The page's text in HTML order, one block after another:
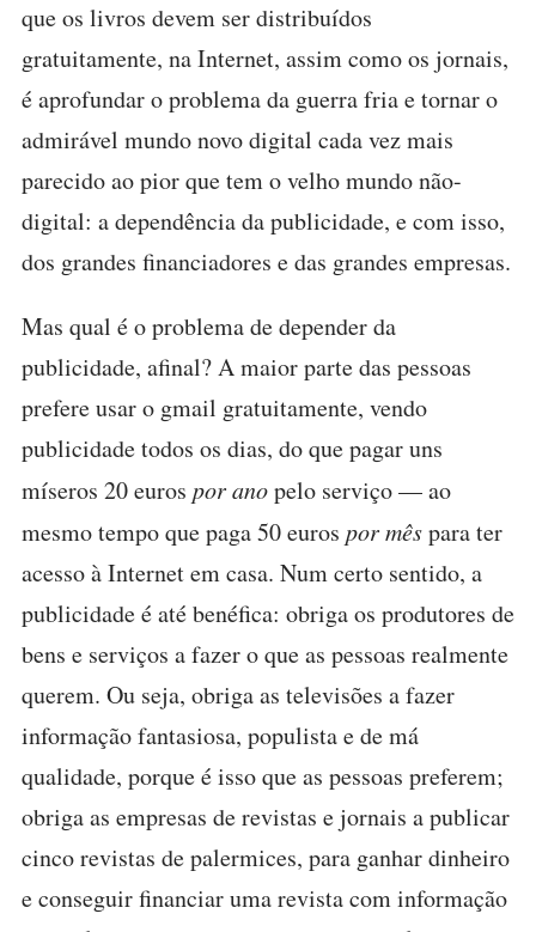
que os livros devem ser distribuídos
gratuitamente, na Internet, assim como os jornais,
é aprofundar o problema da guerra fria e tornar o
admirável mundo novo digital cada vez mais
parecido ao pior que tem o velho mundo não-
digital: a dependência da publicidade, e com isso,
dos grandes financiadores e das grandes empresas.
Mas qual é o problema de depender da
publicidade, afinal? A maior parte das pessoas
prefere usar o gmail gratuitamente, vendo
publicidade todos os dias, do que pagar uns
míseros 20 euros por anopelo serviço — ao
mesmo tempo que paga 50 euros por mêspara ter
acesso à Internet em casa. Num certo sentido, a
publicidade é até benéfica: obriga os produtores de
bens e serviços a fazer o que as pessoas realmente
querem. Ou seja, obriga as televisões a fazer
informação fantasiosa, populista e de má
qualidade, porque é isso que as pessoas preferem;
obriga as empresas de revistas e jornais a publicar
cinco revistas de palermices, para ganhar dinheiro
e conseguir financiar uma revista com informação